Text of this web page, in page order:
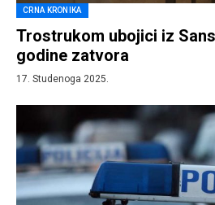
CRNA KRONIKA
Trostrukom ubojici iz
godine zatvora
17. Studenoga 2025.